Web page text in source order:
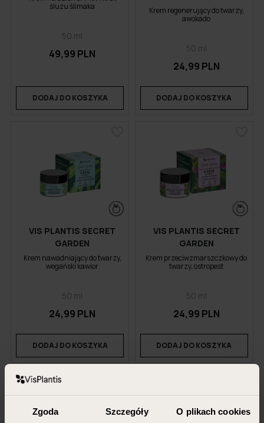
Zgoda Szczegóły O plikach cookies
śluzu ślimaka
50 ml
49,99 PLN
DODAJ DO KOSZYKA
Krem regenerujący do twarzy,
awokado
50 ml
24,99 PLN
DODAJ DO KOSZYKA
VIS PLANTIS SECRET
GARDEN
Krem nawadniający do twarzy,
wegański kawior
50 ml
24,99 PLN
DODAJ DO KOSZYKA
VIS PLANTIS SECRET
GARDEN
Krem przeciwzmarszczkowy do
twarzy, ostropest
50 ml
24,99 PLN
DODAJ DO KOSZYKA
-57%